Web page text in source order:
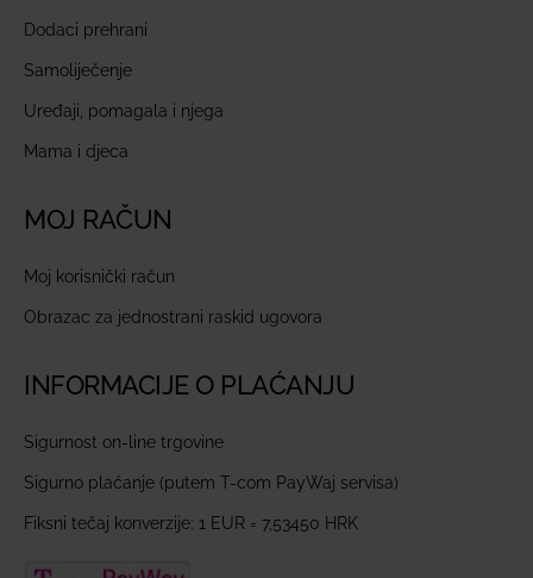
Dodaci prehrani
Samoliječenje
Uređaji, pomagala i njega
Mama i djeca
MOJ RAČUN
Moj korisnički račun
Obrazac za jednostrani raskid ugovora
INFORMACIJE O PLAĆANJU
Sigurnost on-line trgovine
Sigurno plaćanje (putem T-com PayWaj servisa)
Fiksni tečaj konverzije: 1 EUR = 7,53450 HRK